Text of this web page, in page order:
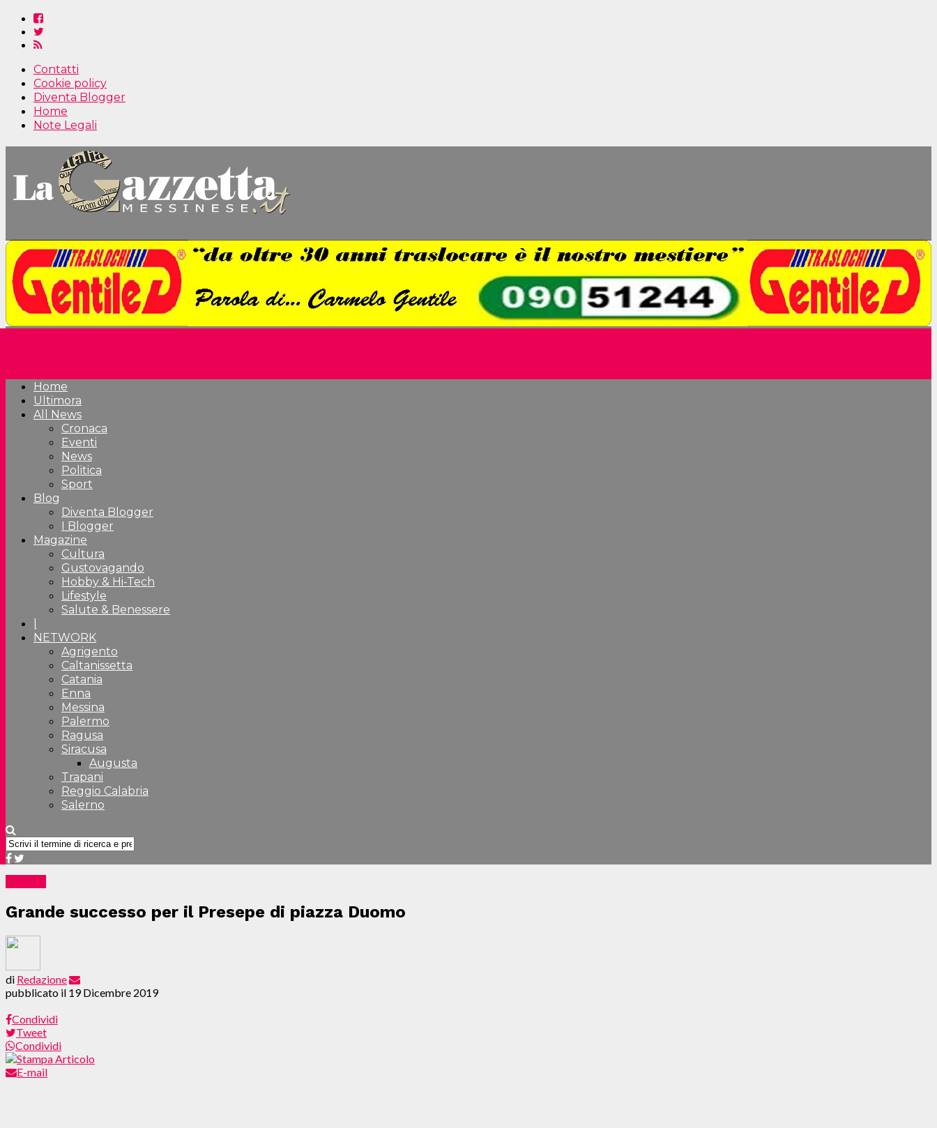
Contatti
Cookie policy
Diventa Blogger
Home
Note Legali
Home
Ultimora
All News
Cronaca
Eventi
News
Politica
Sport
Blog
Diventa Blogger
I Blogger
Magazine
Cultura
Gustovagando
Hobby & Hi-Tech
Lifestyle
Salute & Benessere
NETWORK
Agrigento
Caltanissetta
Catania
Enna
Messina
Palermo
Ragusa
Siracusa
Augusta
Trapani
Reggio Calabria
Salerno
Grande successo per il Presepe di piazza Duomo
di Redazione
pubblicato il 19 Dicembre 2019
Condividi
Tweet
Condividi
E-mail